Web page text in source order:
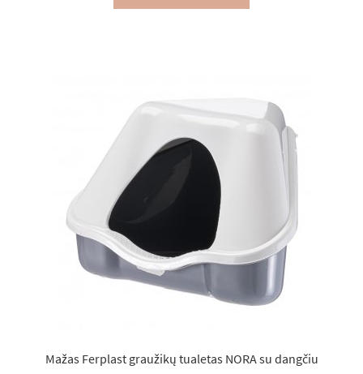
options
may
chosen
product
page
Mažas Ferplast graužikų tualetas NORA su dangčiu